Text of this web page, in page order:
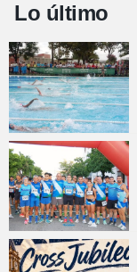
Lo último